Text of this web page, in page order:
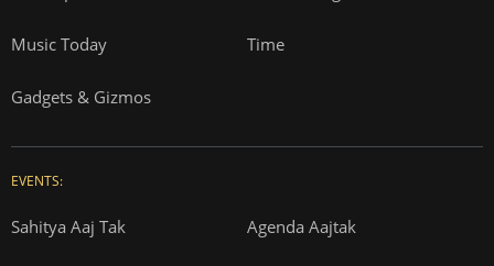
Music Today Time
Gadgets & Gizmos
EVENTS:
Sahitya Aaj Tak Agenda Aajtak